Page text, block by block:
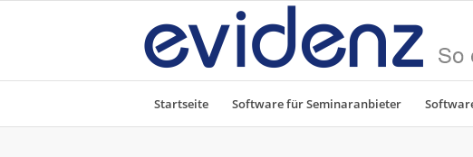
Startseite Software für Seminaranbieter